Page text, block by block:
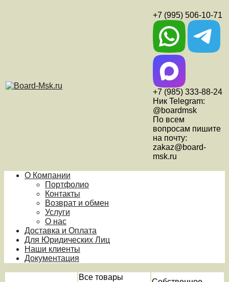
+7 (995) 506-10-71
+7 (985) 333-88-24
Ник Telegram:
@boardmsk
По всем
вопросам пишите
на почту:
zakaz@board-
msk.ru
О Компании
Портфолио
Контакты
Возврат и обмен
Услуги
О нас
Доставка и Оплата
Для Юридических Лиц
Наши клиенты
Документация
Все товары